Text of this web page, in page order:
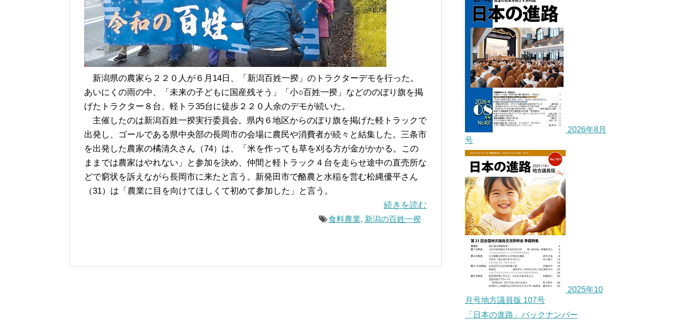
新潟県の農家ら２２０人が６月14日、「新潟百姓一揆」のトラクターデモを行った。
あいにくの雨の中、「未来の子どもに国産残そう」「小○百姓一揆」などののぼり旗を掲
げたトラクター８台、軽トラ35台に徒歩２２０人余のデモが続いた。
主催したのは新潟百姓一揆実行委員会。県内６地区からのぼり旗を掲げた軽トラックで
出発し、ゴールである県中央部の長岡市の会場に農民や消費者が続々と結集した。三条市
を出発した農家の橘清久さん（74）は、「米を作っても草を刈る方が金がかかる。この
ままでは農家はやれない」と参加を決め、仲間と軽トラック４台を走らせ途中の直売所な
どで窮状を訴えながら長岡市に来たと言う。新発田市で酪農と水稲を営む松縄優平さん
（31）は「農業に目を向けてほしくて初めて参加した」と言う。
続きを読む
食料農業, 新潟の百姓一揆
2026年8月
号
2025年10
月号地方議員版 107号
「日本の進路」バックナンバー